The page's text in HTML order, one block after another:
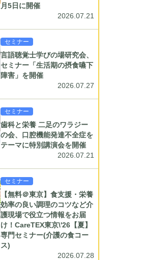
月5日に開催
2026.07.21
セミナー
言語聴覚士学びの場研究会、
セミナー「生活期の摂食嚥下
障害」を開催
2026.07.27
セミナー
歯科と栄養 二足のワラジー
の会、口腔機能発達不全症を
テーマに特別講演会を開催
2026.07.21
セミナー
【無料＠東京】食支援・栄養
効率の良い調理のコツなど介
護現場で役立つ情報をお届
け！CareTEX東京\'26【夏】
専門セミナー(介護の食コー
ス)
2026.07.28